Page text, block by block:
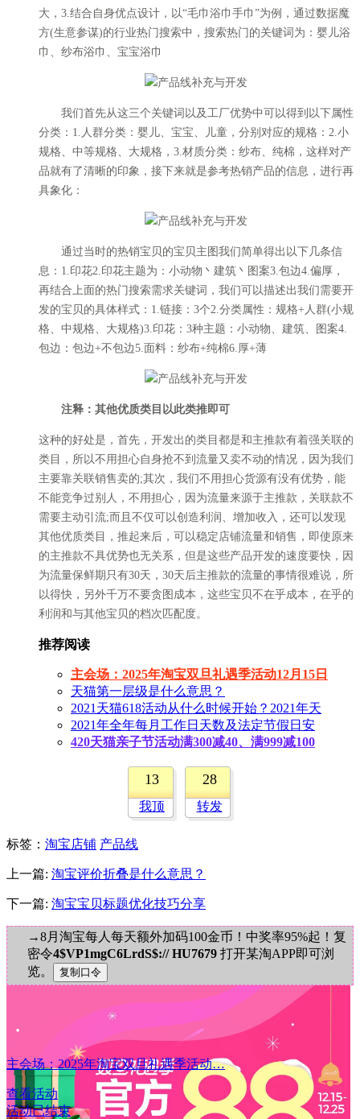
大，3.结合自身优点设计，以“毛巾浴巾手巾”为例，通过数据魔
方(生意参谋)的行业热门搜索中，搜索热门的关键词为：婴儿浴
巾、纱布浴巾、宝宝浴巾
我们首先从这三个关键词以及工厂优势中可以得到以下属性
分类：1.人群分类：婴儿、宝宝、儿童，分别对应的规格：2.小
规格、中等规格、大规格，3.材质分类：纱布、纯棉，这样对产
品就有了清晰的印象，接下来就是参考热销产品的信息，进行再
具象化：
通过当时的热销宝贝的宝贝主图我们简单得出以下几条信
息：1.印花2.印花主题为：小动物丶建筑丶图案3.包边4.偏厚，
再结合上面的热门搜索需求关键词，我们可以描述出我们需要开
发的宝贝的具体样式：1.链接：3个2.分类属性：规格+人群(小规
格、中规格、大规格)3.印花：3种主题：小动物、建筑、图案4.
包边：包边+不包边5.面料：纱布+纯棉6.厚+薄
注释：其他优质类目以此类推即可
这种的好处是，首先，开发出的类目都是和主推款有着强关联的
类目，所以不用担心自身抢不到流量又卖不动的情况，因为我们
主要靠关联销售卖的;其次，我们不用担心货源有没有优势，能
不能竞争过别人，不用担心，因为流量来源于主推款，关联款不
需要主动引流;而且不仅可以创造利润、增加收入，还可以发现
其他优质类目，推起来后，可以稳定店铺流量和销售，即使原来
的主推款不具优势也无关系，但是这些产品开发的速度要快，因
为流量保鲜期只有30天，30天后主推款的流量的事情很难说，所
以得快，另外千万不要贪图成本，这些宝贝不在乎成本，在乎的
利润和与其他宝贝的档次匹配度。
推荐阅读
主会场：2025年淘宝双旦礼遇季活动12月15日
天猫第一层级是什么意思？
2021天猫618活动从什么时候开始？2021年天
2021年全年每月工作日天数及法定节假日安
420天猫亲子节活动满300减40、满999减100
13
我顶
28
转发
标签 ： 淘宝店铺 产品线
上一篇: 淘宝评价折叠是什么意思？
下一篇: 淘宝宝贝标题优化技巧分享
→8月淘宝每人每天额外加码100金币！中奖率95%起！复
密令4$VP1mgC6LrdS$:// HU7679 打开某淘APP即可浏
览。
主会场：2025年淘宝双旦礼遇季活动…
查看活动
活动已结束